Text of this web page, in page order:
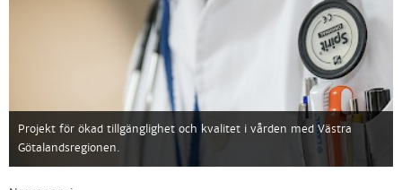
Projekt för ökad tillgänglighet och kvalitet i vården med Västra
Götalandsregionen.